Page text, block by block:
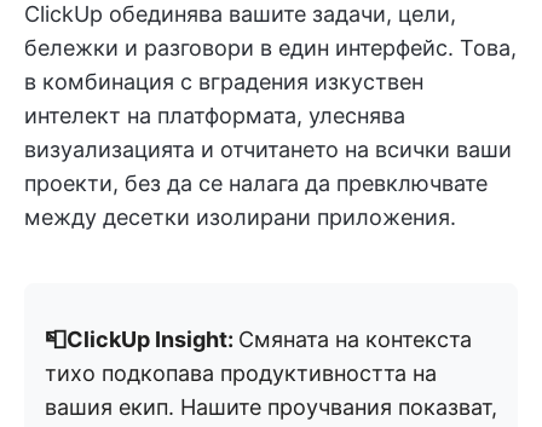
ClickUp обединява вашите задачи, цели,
бележки и разговори в един интерфейс. Това,
в комбинация с вградения изкуствен
интелект на платформата, улеснява
визуализацията и отчитането на всички ваши
проекти, без да се налага да превключвате
между десетки изолирани приложения.
📮ClickUp Insight: Смяната на контекста
тихо подкопава продуктивността на
вашия екип. Нашите проучвания показват,